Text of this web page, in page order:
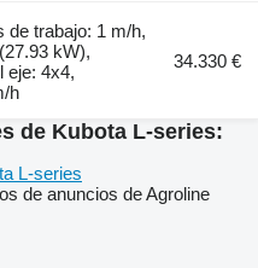
de trabajo: 1 m/h,
kW),
eje: 4x4,
h
34.330 €
de Kubota L-series:
L-series
de anuncios de Agroline